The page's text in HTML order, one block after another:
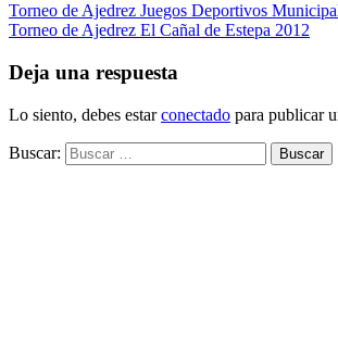
Torneo de Ajedrez Juegos Deportivos
Torneo de Ajedrez El Cañal de Estepa 2012
Deja una respuesta
Lo siento, debes estarconectado para publicar
Buscar: